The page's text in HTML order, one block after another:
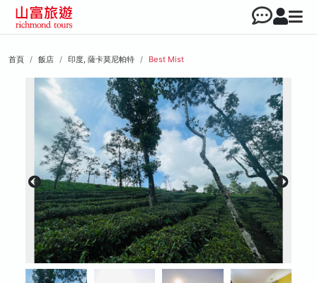
首頁 飯店 印度, 薩卡莫尼帕特 Best Mist